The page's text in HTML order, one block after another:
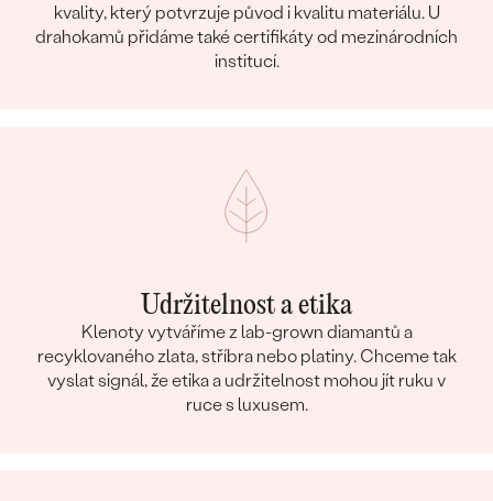
kvality, který potvrzuje původ i kvalitu materiálu. U
drahokamů přidáme také certifikáty od mezinárodních
institucí.
Udržitelnost a etika
Klenoty vytváříme z lab-grown diamantů a
recyklovaného zlata, stříbra nebo platiny. Chceme tak
vyslat signál, že etika a udržitelnost mohou jít ruku v
ruce s luxusem.